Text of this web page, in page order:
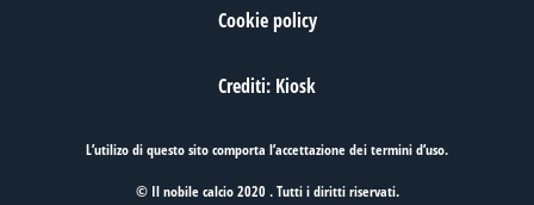
Cookie policy
Crediti: Kiosk
L’utilizo di questo sito comporta l’accettazione deitermini d’uso.
© Il nobile calcio 2020 . Tutti i diritti riservati.